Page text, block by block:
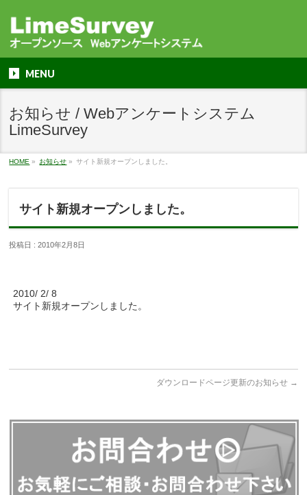
MENU
お知らせ / Webアンケートシステム
LimeSurvey
HOME » お知らせ » サイト新規オープンしました。
サイト新規オープンしました。
投稿日 : 2010年2月8日
2010/ 2/ 8
サイト新規オープンしました。
ダウンロードページ更新のお知らせ →